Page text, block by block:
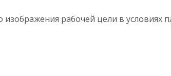
рабочей цели в условиях